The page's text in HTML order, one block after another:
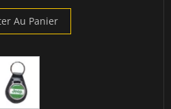
Au Panier